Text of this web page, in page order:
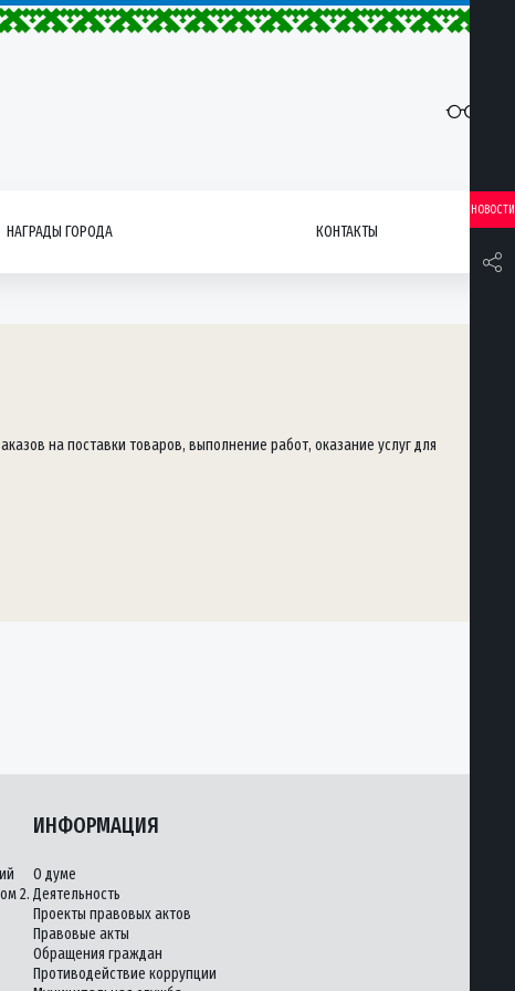
НАГРАДЫ ГОРОДА КОНТАКТЫ
НОВОСТИ
на поставки товаров, выполнение работ, оказание услуг для
2.
ИНФОРМАЦИЯ
О думе
Деятельность
Проекты правовых актов
Правовые акты
Обращения граждан
Противодействие коррупции